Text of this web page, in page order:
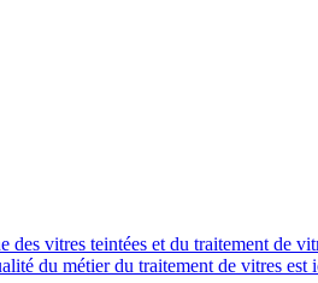
vitres teintées et du traitement de
du métier du traitement de vitres est